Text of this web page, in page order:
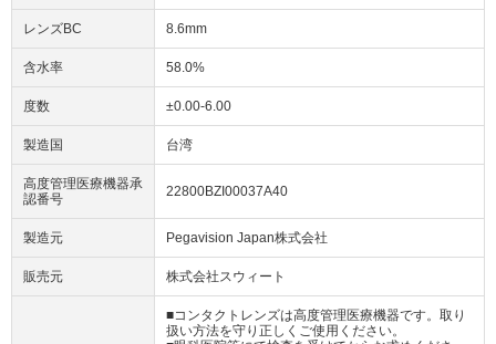
レンズBC 8.6mm
含水率 58.0%
度数 ±0.00-6.00
製造国 台湾
高度管理医療機器承
認番号
22800BZI00037A40
製造元 Pegavision Japan株式会社
販売元 株式会社スウィート
■コンタクトレンズは高度管理医療機器です。取り
扱い方法を守り正しくご使用ください。